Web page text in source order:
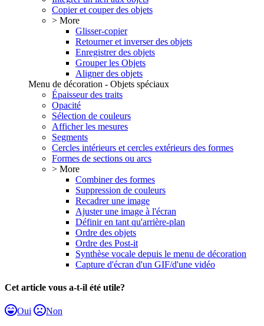
Copier et couper des objets
> More
Glisser-copier
Retourner et inverser des objets
Enregistrer des objets
Grouper les Objets
Aligner des objets
Menu de décoration - Objets spéciaux
Épaisseur des traits
Opacité
Sélection de couleurs
Afficher les mesures
Segments
Cercles intérieurs et cercles extérieurs des formes
Formes de sections ou arcs
> More
Combiner des formes
Suppression de couleurs
Recadrer une image
Ajuster une image à l'écran
Définir en tant qu'arrière-plan
Ordre des objets
Ordre des Post-it
Synthèse vocale depuis le menu de décoration
Capture d'écran d'un GIF/d'une vidéo
Cet article vous a-t-il été utile?
Oui Non